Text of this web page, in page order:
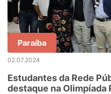
Paraíba
02.07.2024
Estudantes da Rede
destaque na Olimpíada